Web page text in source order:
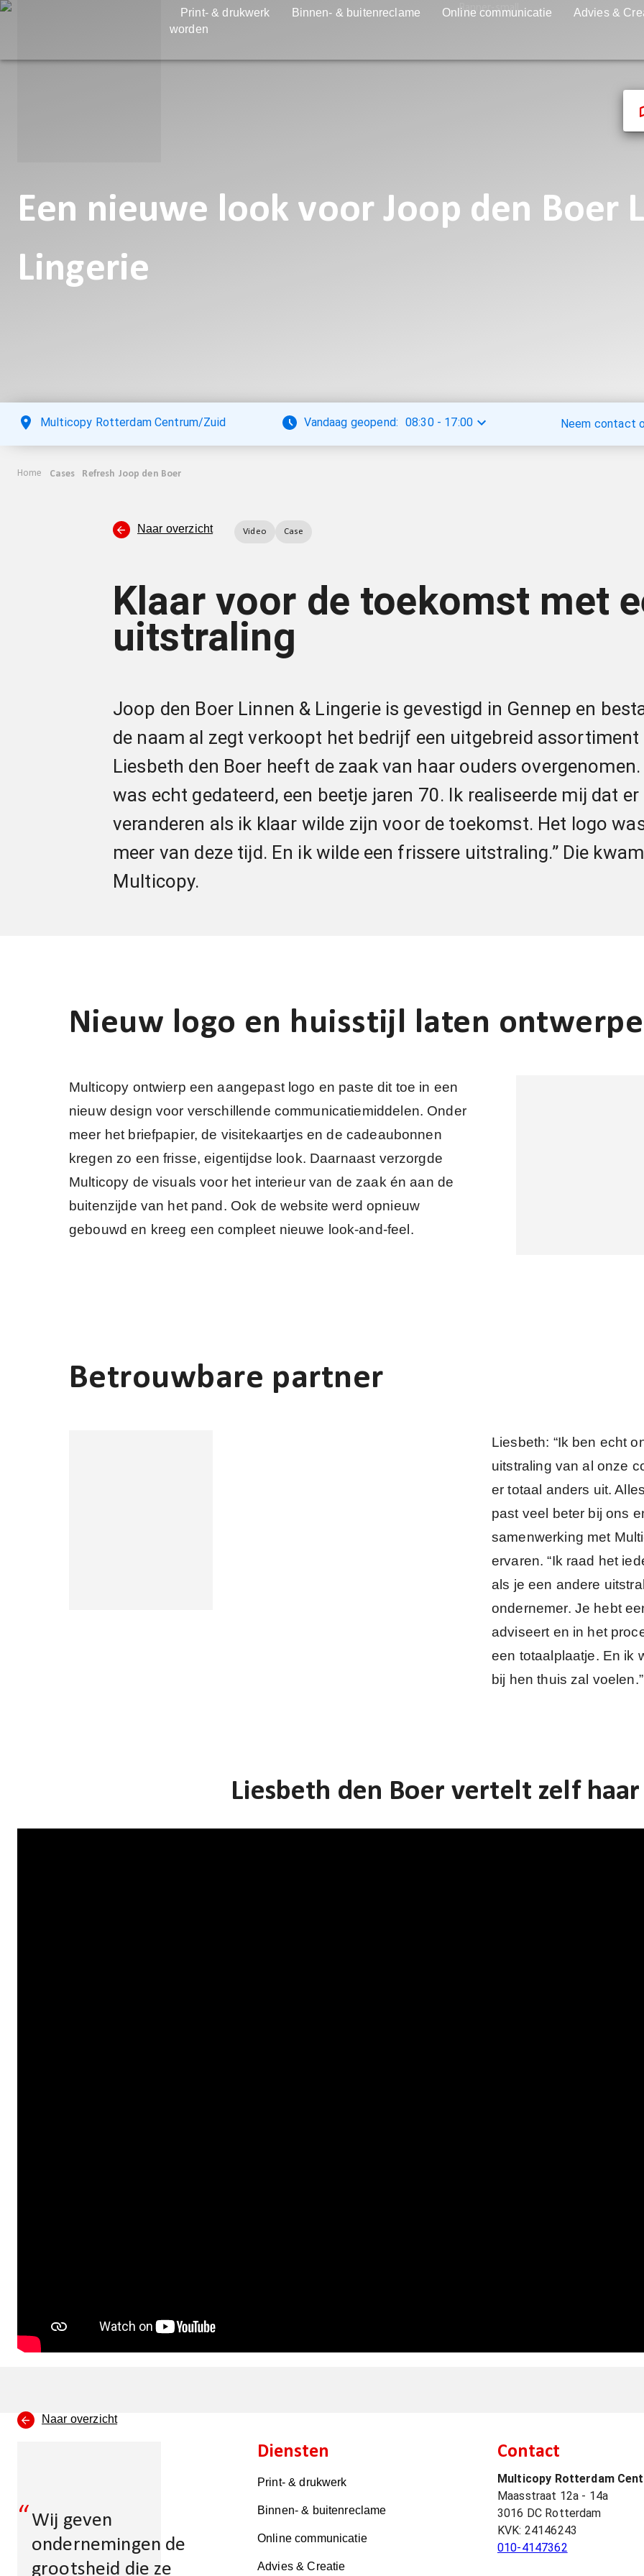
Print- & drukwerk Binnen- & buitenreclame Online communicatie
Advies &
worden
Een nieuwe look voor Joop den Boer
Lingerie
Multicopy Rotterdam Centrum/Zuid Vandaag geopend: 08:30- 17:00 Neem contact
Home Cases Refresh Joop den Boer
Naar overzicht Video Case
Klaar voor de toekomst met
uitstraling
Joop den Boer Linnen & Lingerie is gevestigd in Gennep en
de naam al zegt verkoopt het bedrijf een uitgebreid
Liesbeth den Boer heeft de zaak van haar ouders
was echt gedateerd, een beetje jaren 70. Ik realiseerde mij dat
veranderen als ik klaar wilde zijn voor de toekomst. Het logo
meer van deze tijd. En ik wilde een frissere uitstraling.” Die
Multicopy.
Nieuw logo en huisstijl laten
Multicopy ontwierp een aangepast logo en paste dit toe in een
nieuw design voor verschillende communicatiemiddelen. Onder
meer het briefpapier, de visitekaartjes en de cadeaubonnen
kregen zo een frisse, eigentijdse look. Daarnaast verzorgde
Multicopy de visuals voor het interieur van de zaak én aan de
buitenzijde van het pand. Ook de website werd opnieuw
gebouwd en kreeg een compleet nieuwe look-and-feel.
Betrouwbare partner
Liesbeth: “Ik ben echt
uitstraling van al onze
er totaal anders uit.
past veel beter bij ons
samenwerking met
ervaren. “Ik raad het
als je een andere
ondernemer. Je hebt
adviseert en in het
een totaalplaatje. En ik
bij hen thuis zal voelen.”
Liesbeth den Boer vertelt zelf
Naar overzicht
“ Wij geven
ondernemingen de
grootsheid die ze
Diensten
Print- & drukwerk
Binnen- & buitenreclame
Online communicatie
Advies & Creatie
Contact
Multicopy Rotterdam
Maasstraat 12a - 14a
3016 DC Rotterdam
KVK: 24146243
010-4147362